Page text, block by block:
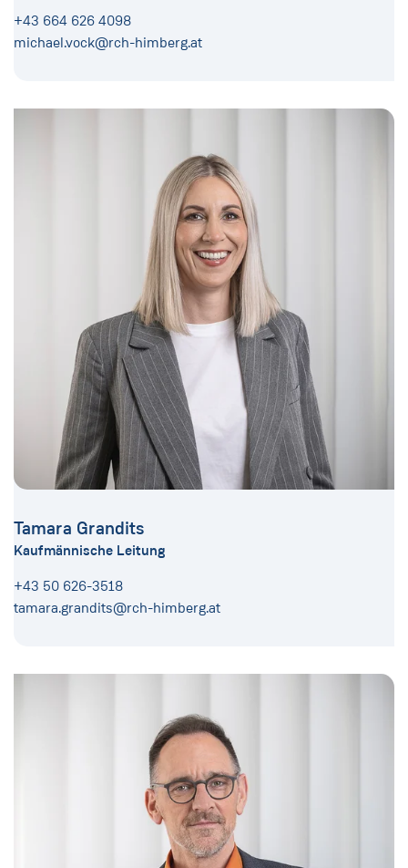
+43 664 626 4098
michael.vock@rch-himberg.at
Tamara Grandits
Kaufmännische Leitung
+43 50 626-3518
tamara.grandits@rch-himberg.at